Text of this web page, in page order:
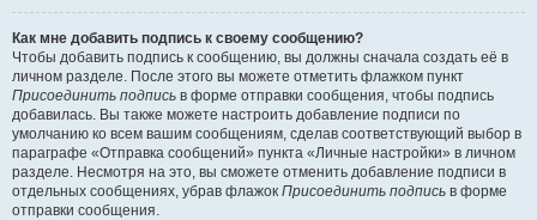
Как мне добавить подпись к своему сообщению?
Чтобы добавить подпись к сообщению, вы должны сначала создать её в
личном разделе. После этого вы можете отметить флажком пункт
Присоединить подпись в форме отправки сообщения, чтобы подпись
добавилась. Вы также можете настроить добавление подписи по
умолчанию ко всем вашим сообщениям, сделав соответствующий выбор в
параграфе «Отправка сообщений» пункта «Личные настройки» в личном
разделе. Несмотря на это, вы сможете отменить добавление подписи в
отдельных сообщениях, убрав флажок Присоединить подпись в форме
отправки сообщения.